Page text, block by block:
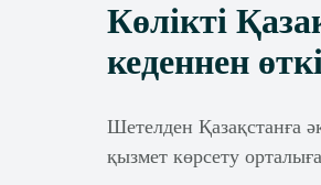
Көлікті
кеденнен
Шетелден Қазақстанға
қызмет көрсету